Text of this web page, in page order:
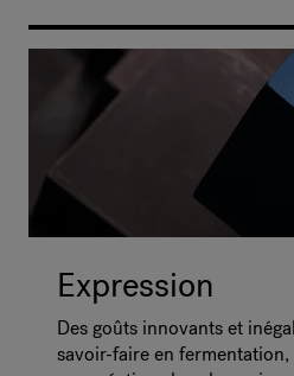
Expression
Des goûts innovants et
savoir-faire en